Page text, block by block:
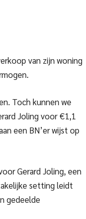
van zijn woning
Toch kunnen we
Joling voor €1,1
een BN’er wijst op
Gerard Joling, een
setting leidt
gedeelde